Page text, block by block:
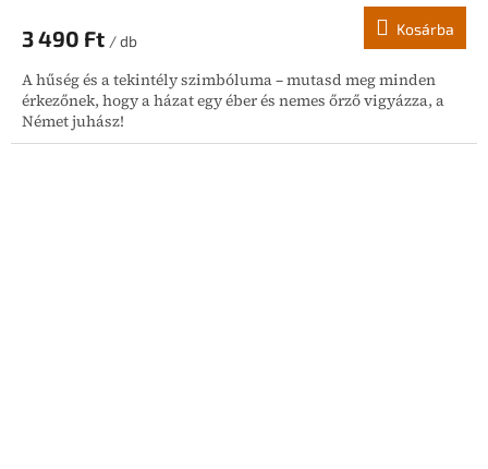
3 490 Ft / db
Kosárba
A hűség és a tekintély szimbóluma – mutasd meg minden
érkezőnek, hogy a házat egy éber és nemes őrző vigyázza, a
Német juhász!